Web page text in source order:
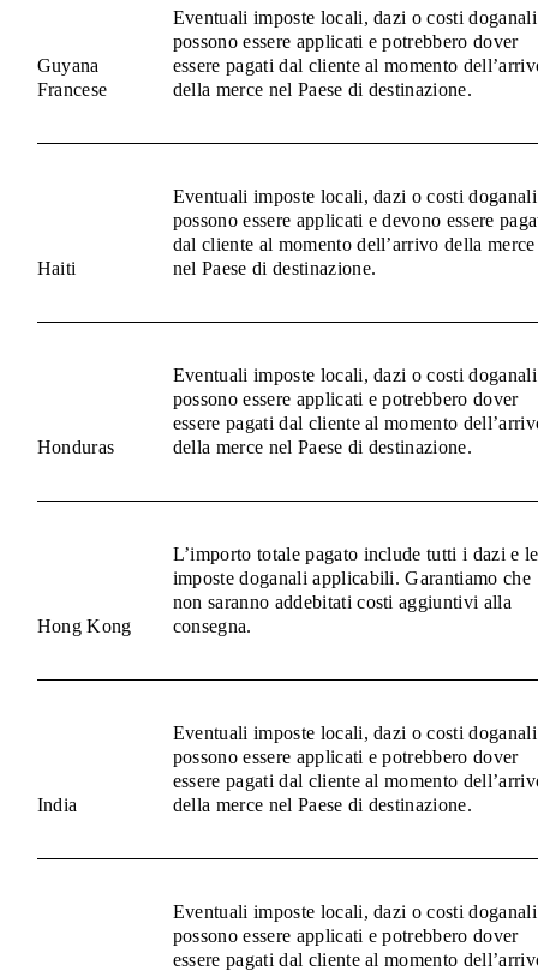
Guyana
Francese
Eventuali imposte locali, dazi o costi doganali
possono essere applicati e potrebbero dover
essere pagati dal cliente al momento
della merce nel Paese di destinazione.
Haiti
Eventuali imposte locali, dazi o costi doganali
possono essere applicati e devono essere
dal cliente al momento dell’arrivo della merce
nel Paese di destinazione.
Honduras
Eventuali imposte locali, dazi o costi doganali
possono essere applicati e potrebbero dover
essere pagati dal cliente al momento
della merce nel Paese di destinazione.
Hong Kong
L’importo totale pagato include tutti i dazi e le
imposte doganali applicabili. Garantiamo che
non saranno addebitati costi aggiuntivi alla
consegna.
India
Eventuali imposte locali, dazi o costi doganali
possono essere applicati e potrebbero dover
essere pagati dal cliente al momento
della merce nel Paese di destinazione.
Eventuali imposte locali, dazi o costi doganali
possono essere applicati e potrebbero dover
essere pagati dal cliente al momento